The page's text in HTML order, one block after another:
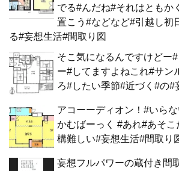
でる#んだね#それはともか
置こう#などなど#引越し初
る#妄想生活#間取り図
そこ気になるんですけどー
ー#してますよねこれ#サン
ろ#したい季節#近づく#の#
アコーーディオン！#いら
かむばーっく #あれ#あそ
構難しい#妄想生活#間取り
妄想フルパワーの蔵付き間